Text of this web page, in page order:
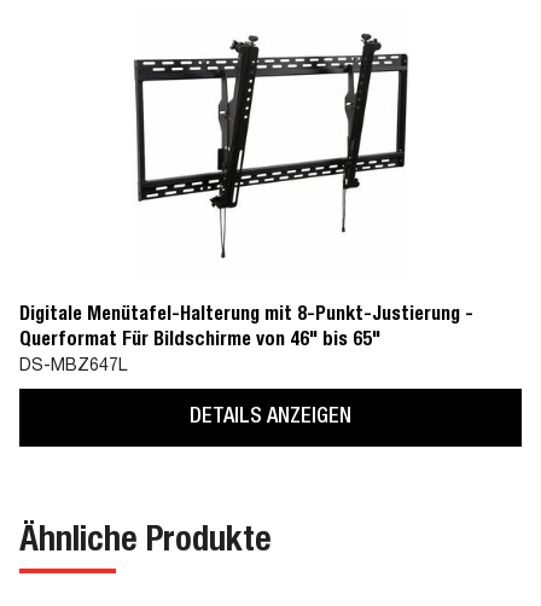
Digitale Menütafel-Halterung mit 8-Punkt-Justierung -
Querformat Für Bildschirme von 46" bis 65"
DS-MBZ647L
DETAILS ANZEIGEN
Ähnliche Produkte